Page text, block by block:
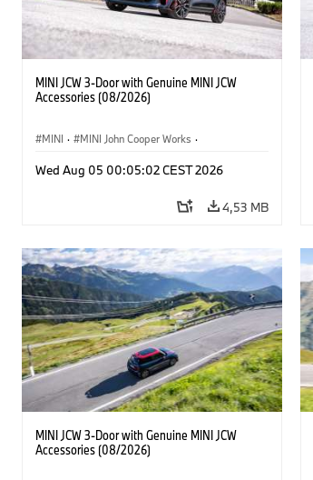
MINI JCW 3-Door with Genuine MINI JCW
Accessories (08/2026)
MINI · MINI John Cooper Works ·
Wed Aug 05 00:05:02 CEST 2026
4,53 MB
MINI JCW 3-Door with Genuine MINI JCW
Accessories (08/2026)